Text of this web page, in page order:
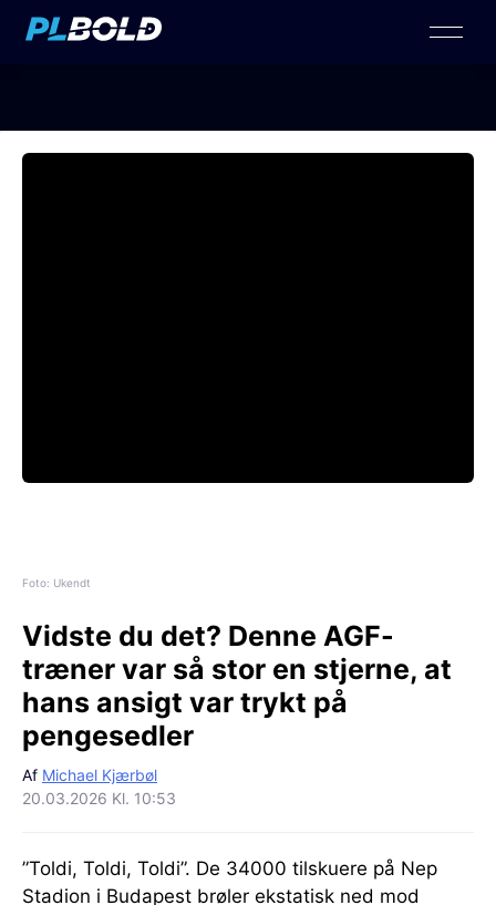
Foto: Ukendt
Vidste du det? Denne AGF-
træner var så stor en stjerne, at
hans ansigt var trykt på
pengesedler
Af Michael Kjærbøl
20.03.2026 Kl. 10:53
”Toldi, Toldi, Toldi”. De 34000 tilskuere på Nep
Stadion i Budapest brøler ekstatisk ned mod